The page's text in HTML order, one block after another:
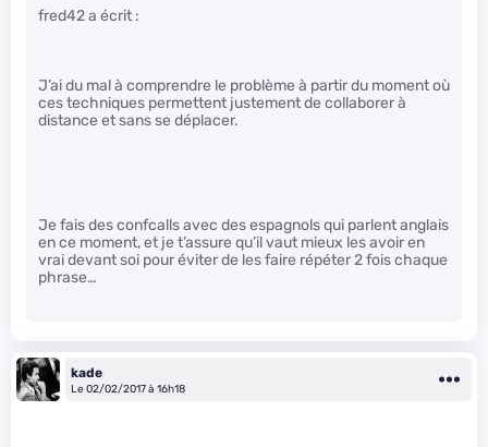
fred42 a écrit :
J’ai du mal à comprendre le problème à partir du moment où
ces techniques permettent justement de collaborer à
distance et sans se déplacer.
Je fais des confcalls avec des espagnols qui parlent anglais
en ce moment, et je t’assure qu’il vaut mieux les avoir en
vrai devant soi pour éviter de les faire répéter 2 fois chaque
phrase…
kade
Le 02/02/2017 à 16h18